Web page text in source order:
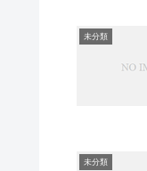
未分類
未分類